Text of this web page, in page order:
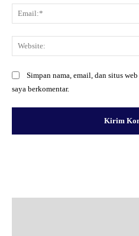
Simpan nama, email, dan situs
saya berkomentar.